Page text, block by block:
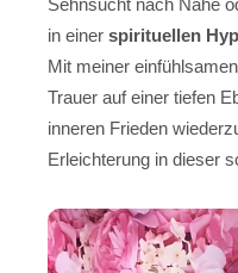
Sehnsucht nach Nähe
in einer spirituellen
Mit meiner
Trauer auf einer tiefen
inneren Frieden
Erleichterung in dieser